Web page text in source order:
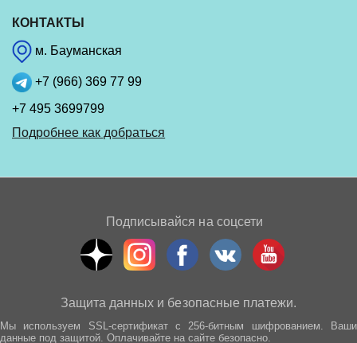
КОНТАКТЫ
м. Бауманская
+7 (966) 369 77 99
+7 495 3699799
Подробнее как добраться
Подписывайся на соцсети
Защита данных и безопасные платежи.
Мы используем SSL-сертификат с 256-битным шифрованием. Ваши
данные под защитой. Оплачивайте на сайте безопасно.